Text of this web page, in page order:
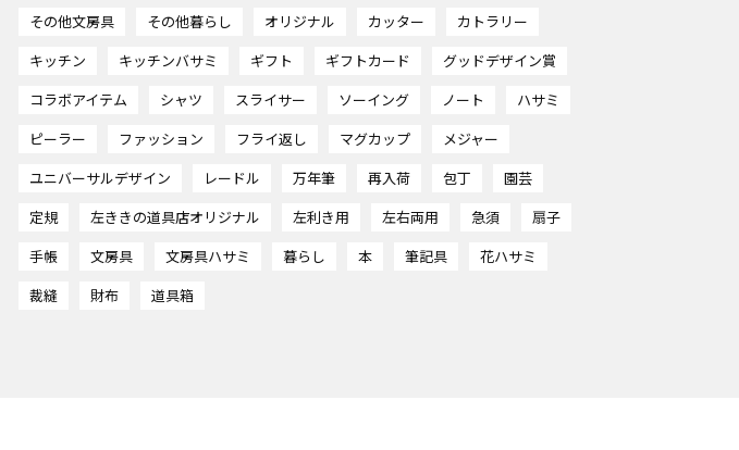
その他文房具
その他暮らし オリジナル カッター
カトラリー
キッチン
キッチンバサミ ギフト ギフトカード
グッドデザイン賞
コラボアイテム
シャツ スライサー ソーイング ノート
ハサミ
ピーラー
ファッション フライ返し マグカップ
メジャー
ユニバーサルデザイン
レードル 万年筆 再入荷 包丁
園芸
定規
左ききの道具店オリジナル 左利き用 左右両用 急須
扇子
手帳
文房具 文房具ハサミ 暮らし 本 筆記具
花ハサミ
裁縫
財布 道具箱